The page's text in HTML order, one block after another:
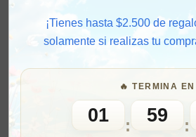
¡Tienes hasta $2.500 de
solamente si realizas tu
🔥 TERMINA EN
01 : 59 :